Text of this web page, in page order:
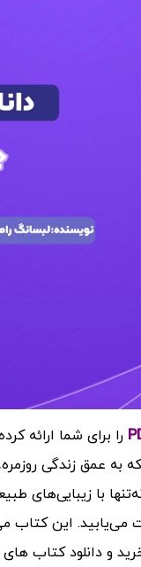
را برای شما ارائه
عمق زندگی
با زیبایی‌های
این کتاب
و دانلود کتاب